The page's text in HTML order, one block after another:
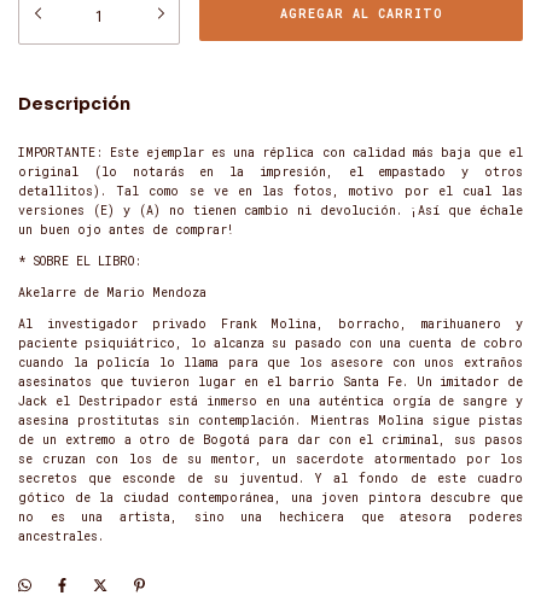
Descripción
IMPORTANTE: Este ejemplar es una réplica con calidad más baja que el
original (lo notarás en la impresión, el empastado y otros
detallitos). Tal como se ve en las fotos, motivo por el cual las
versiones (E) y (A) no tienen cambio ni devolución. ¡Así que échale
un buen ojo antes de comprar!
* SOBRE EL LIBRO:
Akelarre de Mario Mendoza
Al investigador privado Frank Molina, borracho, marihuanero y
paciente psiquiátrico, lo alcanza su pasado con una cuenta de cobro
cuando la policía lo llama para que los asesore con unos extraños
asesinatos que tuvieron lugar en el barrio Santa Fe. Un imitador de
Jack el Destripador está inmerso en una auténtica orgía de sangre y
asesina prostitutas sin contemplación. Mientras Molina sigue pistas
de un extremo a otro de Bogotá para dar con el criminal, sus pasos
se cruzan con los de su mentor, un sacerdote atormentado por los
secretos que esconde de su juventud. Y al fondo de este cuadro
gótico de la ciudad contemporánea, una joven pintora descubre que
no es una artista, sino una hechicera que atesora poderes
ancestrales.